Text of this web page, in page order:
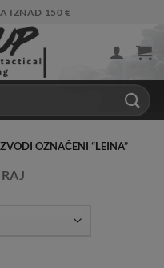
IZNAD 150 €
OZNAČENI “LEINA”